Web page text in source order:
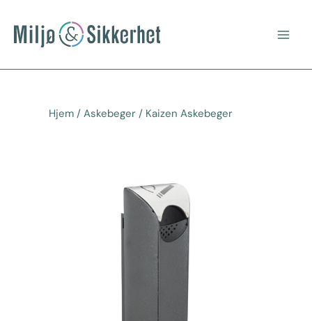
rett
Hjem / Askebeger / Kaizen Askebeger